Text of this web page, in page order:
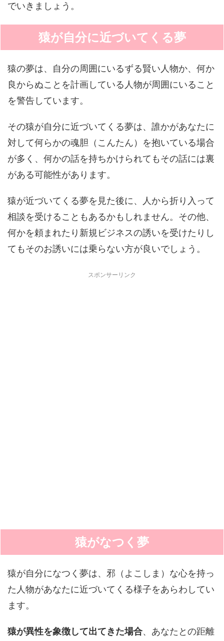
でいきましょう。
猿が自分に近づいてくる夢
猿の夢は、自分の周囲にいるずる賢い人物か、何か
良からぬことを計画している人物が周囲にいること
を警告しています。
その猿が自分に近づいてくる夢は、誰かがあなたに
対して何らかの魂胆（こんたん）を抱いている場合
が多く、何かの話を持ちかけられてもその話には裏
がある可能性があります。
猿が近づいてくる夢を見た後に、人から折り入って
相談を受けることもあるかもしれません。その他、
何かを頼まれたり新規ビジネスの誘いを受けたりし
てもそのお誘いには乗らない方が良いでしょう。
スポンサーリンク
猿がなつく夢
猿が自分になつく夢は、邪（よこしま）な心を持っ
た人物があなたに近づいてくる様子をあらわしてい
ます。
猿が異性を象徴して出てきた場合、あなたとの距離